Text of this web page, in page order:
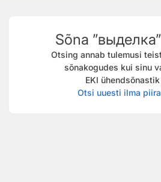
Sõna
Otsing annab tulemusi
sõnakogudes kui sinu
EKI
Otsi uuesti ilma